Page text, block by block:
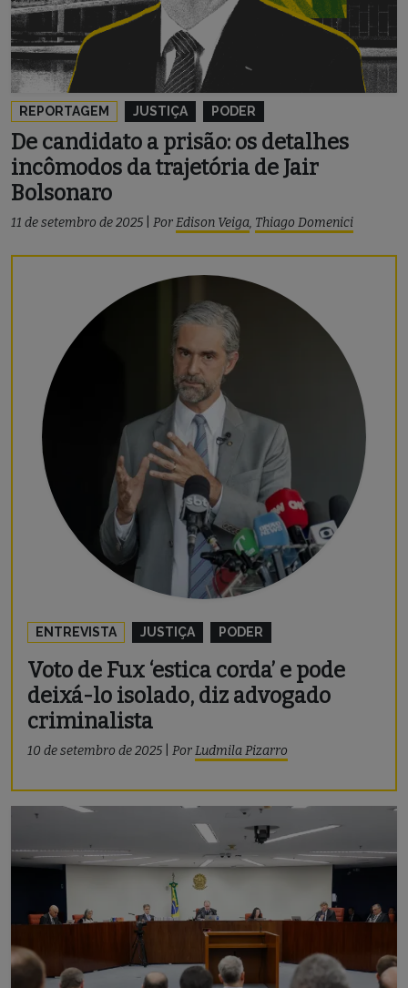
REPORTAGEM JUSTIÇA PODER
De candidato a prisão: os detalhes
incômodos da trajetória de Jair
Bolsonaro
11 de setembro de 2025 PorEdison Veiga, Thiago Domenici
ENTREVISTA JUSTIÇA PODER
Voto de Fux ‘estica corda’ e pode
deixá-lo isolado, diz advogado
criminalista
10 de setembro de 2025 PorLudmila Pizarro